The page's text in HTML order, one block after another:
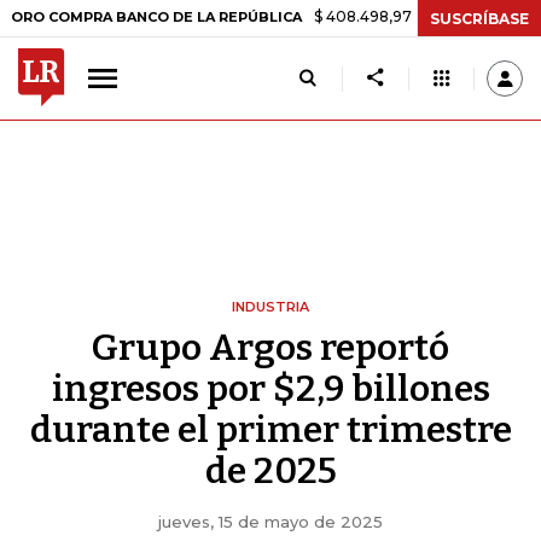
BANCO DE LA REPÚBLICA $ 408.498,97 +$ 8.753,81 +2,19%
SUSCRÍBASE
INDUSTRIA
Grupo Argos reportó
ingresos por $2,9 billones
durante el primer trimestre
de 2025
jueves, 15 de mayo de 2025